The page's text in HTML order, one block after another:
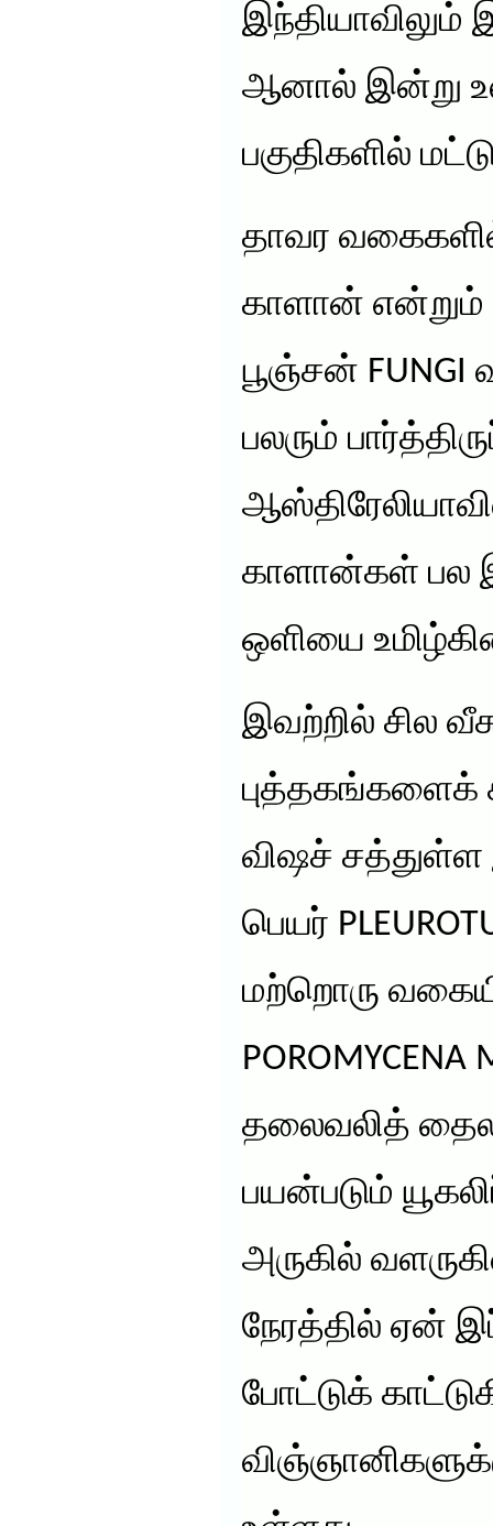
இந்தியாவிலும்
ஆனால் இன்று
பகுதிகளில்
தாவர
காளான்
பூஞ்சன்
பலரும்
காளான்கள் பல
ஒளியை
இவற்றில் சில
புத்தகங்களைக்
விஷச்
பெயர்
மற்றொரு
தலைவலித்
பயன்படும்
அருகில்
நேரத்தில் ஏன்
போட்டுக்